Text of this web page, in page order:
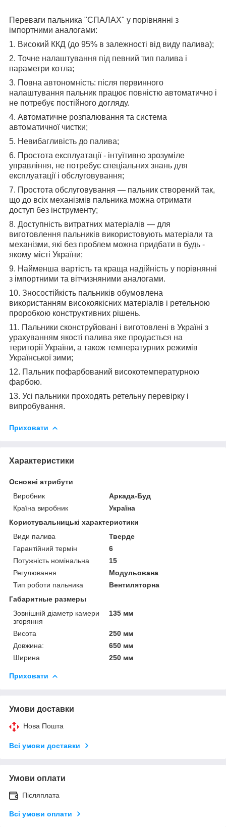
Переваги пальника "СПАЛАХ" у порівнянні з
імпортними аналогами:
1. Високий ККД (до 95% в залежності від виду палива);
2. Точне налаштування під певний тип палива і
параметри котла;
3. Повна автономність: після первинного
налаштування пальник працює повністю автоматично і
не потребує постійного догляду.
4. Автоматичне розпалювання та система
автоматичної чистки;
5. Невибагливість до палива;
6. Простота експлуатації - інтуїтивно зрозуміле
управління, не потребує спеціальних знань для
експлуатації і обслуговування;
7. Простота обслуговування — пальник створений так,
що до всіх механізмів пальника можна отримати
доступ без інструменту;
8. Доступність витратних матеріалів — для
виготовлення пальників використовують матеріали та
механізми, які без проблем можна придбати в будь -
якому місті України;
9. Найменша вартість та краща надійність у порівнянні
з імпортними та вітчизняними аналогами.
10. Зносостійкість пальників обумовлена
використанням високоякісних матеріалів і ретельною
проробкою конструктивних рішень.
11. Пальники сконструйовані і виготовлені в Україні з
урахуванням якості палива яке продається на
території України, а також температурних режимів
Української зими;
12. Пальник пофарбований високотемпературною
фарбою.
13. Усі пальники проходять ретельну перевірку і
випробування.
Приховати
Характеристики
Основні атрибути
Виробник
Аркада-Буд
Країна виробник
Україна
Користувальницькі характеристики
Види палива
Тверде
Гарантійний термін
6
Потужність номінальна
15
Регулювання
Модульована
Тип роботи пальника
Вентиляторна
Габаритные размеры
Зовнішній діаметр камери
згоряння
135 мм
Висота
250 мм
Довжина:
650 мм
Ширина
250 мм
Приховати
Умови доставки
Нова Пошта
Всі умови доставки
Умови оплати
Післяплата
Всі умови оплати